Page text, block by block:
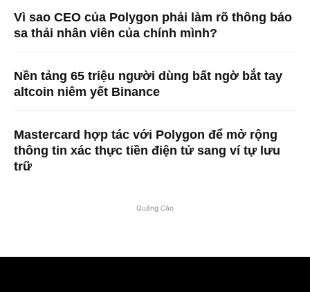
Vì sao CEO của Polygon phải làm rõ thông báo
sa thải nhân viên của chính mình?
Nền tảng 65 triệu người dùng bất ngờ bắt tay
altcoin niêm yết Binance
Mastercard hợp tác với Polygon để mở rộng
thông tin xác thực tiền điện tử sang ví tự lưu
trữ
Quảng Cáo